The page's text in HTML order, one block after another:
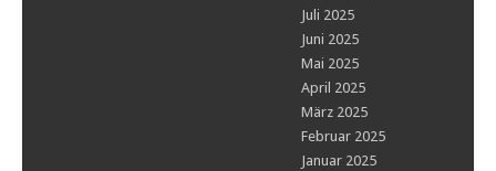
Juli 2025
Juni 2025
Mai 2025
April 2025
März 2025
Februar 2025
Januar 2025